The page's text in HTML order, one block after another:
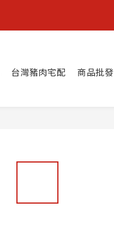
台灣豬肉宅配 商品批發